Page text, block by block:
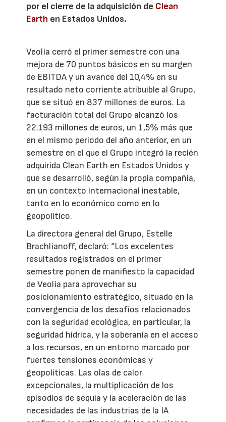
por el cierre de la adquisición de Clean
Earth en Estados Unidos.
Veolia cerró el primer semestre con una
mejora de 70 puntos básicos en su margen
de EBITDA y un avance del 10,4% en su
resultado neto corriente atribuible al Grupo,
que se situó en 837 millones de euros. La
facturación total del Grupo alcanzó los
22.193 millones de euros, un 1,5% más que
en el mismo periodo del año anterior, en un
semestre en el que el Grupo integró la recién
adquirida Clean Earth en Estados Unidos y
que se desarrolló, según la propia compañía,
en un contexto internacional inestable,
tanto en lo económico como en lo
geopolítico.
La directora general del Grupo, Estelle
Brachlianoff, declaró: “Los excelentes
resultados registrados en el primer
semestre ponen de manifiesto la capacidad
de Veolia para aprovechar su
posicionamiento estratégico, situado en la
convergencia de los desafíos relacionados
con la seguridad ecológica, en particular, la
seguridad hídrica, y la soberanía en el acceso
a los recursos, en un entorno marcado por
fuertes tensiones económicas y
geopolíticas. Las olas de calor
excepcionales, la multiplicación de los
episodios de sequía y la aceleración de las
necesidades de las industrias de la IA